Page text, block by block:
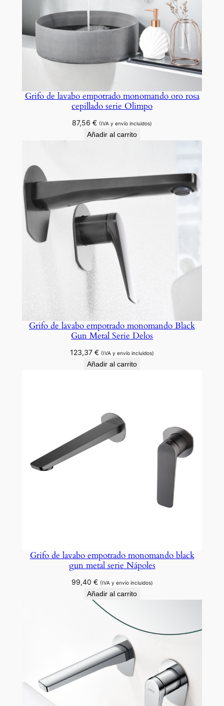
Grifo de lavabo empotrado monomando oro rosa
cepillado serie Olimpo
87,56 € (IVA y envío incluidos)
Añadir al carrito
Grifo de lavabo empotrado monomando Black
Gun Metal Serie Delos
123,37 € (IVA y envío incluidos)
Añadir al carrito
Grifo de lavabo empotrado monomando black
gun metal serie Nápoles
99,40 € (IVA y envío incluidos)
Añadir al carrito